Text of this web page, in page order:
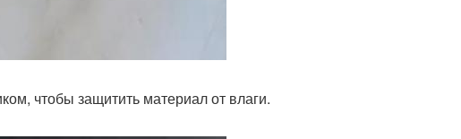
чтобы защитить материал от влаги.